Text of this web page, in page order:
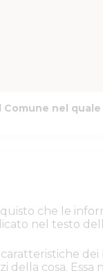
Comune nel
che le
nel testo
della cosa.